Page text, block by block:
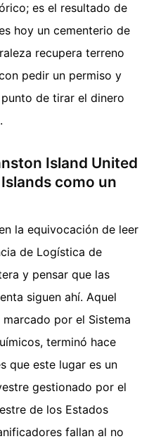
es el resultado de
hoy un cementerio de
recupera terreno
pedir un permiso y
de tirar el dinero
Island United
como un
la equivocación de leer
de Logística de
y pensar que las
siguen ahí. Aquel
por el Sistema
terminó hace
que este lugar es un
gestionado por el
de los Estados
fallan al no